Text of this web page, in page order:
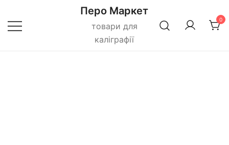
до
вмісту
Перо Маркет
товари для
каліграфії
0